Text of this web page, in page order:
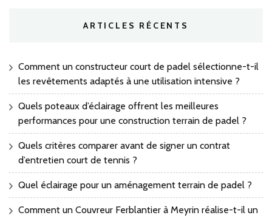
ARTICLES RÉCENTS
Comment un constructeur court de padel sélectionne-t-il
les revêtements adaptés à une utilisation intensive ?
Quels poteaux d’éclairage offrent les meilleures
performances pour une construction terrain de padel ?
Quels critères comparer avant de signer un contrat
d’entretien court de tennis ?
Quel éclairage pour un aménagement terrain de padel ?
Comment un Couvreur Ferblantier à Meyrin réalise-t-il un